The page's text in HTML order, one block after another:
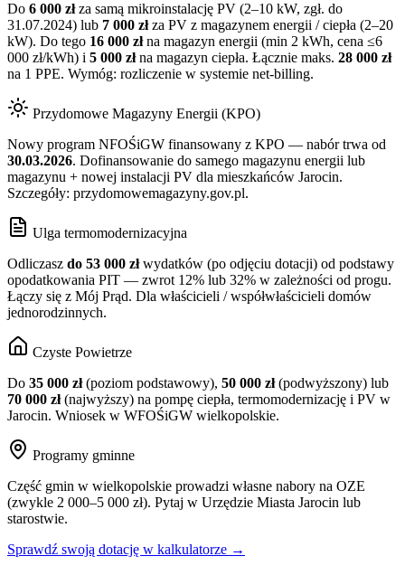
Do 6 000 złza samą mikroinstalację PV (2–10 kW, zgł. do
31.07.2024) lub 7 000 złza PV z magazynem energii / ciepła (2–20
kW). Do tego 16 000 złna magazyn energii (min 2 kWh, cena ≤6
000 zł/kWh) i 5 000 złna magazyn ciepła. Łącznie maks. 28 000 zł
na 1 PPE. Wymóg: rozliczenie w systemie net-billing.
Przydomowe Magazyny Energii (KPO)
Nowy program NFOŚiGW finansowany z KPO — nabór trwa od
30.03.2026. Dofinansowanie do samego magazynu energii lub
magazynu + nowej instalacji PV dla mieszkańców Jarocin.
Szczegóły: przydomowemagazyny.gov.pl.
Ulga termomodernizacyjna
Odliczasz do 53 000 złwydatków (po odjęciu dotacji) od podstawy
opodatkowania PIT — zwrot 12% lub 32% w zależności od progu.
Łączy się z Mój Prąd. Dla właścicieli / współwłaścicieli domów
jednorodzinnych.
Czyste Powietrze
Do 35 000 zł(poziom podstawowy), 50 000 zł(podwyższony) lub
70 000 zł(najwyższy) na pompę ciepła, termomodernizację i PV w
Jarocin. Wniosek w WFOŚiGW wielkopolskie.
Programy gminne
Część gmin w wielkopolskie prowadzi własne nabory na OZE
(zwykle 2 000–5 000 zł). Pytaj w Urzędzie Miasta Jarocin lub
starostwie.
Sprawdź swoją dotację w kalkulatorze →